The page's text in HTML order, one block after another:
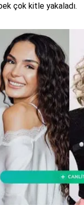
çok kitle yakaladı.